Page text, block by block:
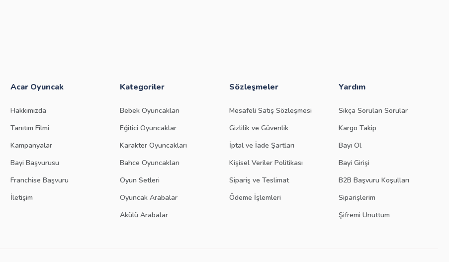
Acar Oyuncak
Hakkımızda
Tanıtım Filmi
Kampanyalar
Bayi Başvurusu
Franchise Başvuru
İletişim
Kategoriler
Bebek Oyuncakları
Eğitici Oyuncaklar
Karakter Oyuncakları
Bahce Oyuncakları
Oyun Setleri
Oyuncak Arabalar
Akülü Arabalar
Sözleşmeler
Mesafeli Satış Sözleşmesi
Gizlilik ve Güvenlik
İptal ve İade Şartları
Kişisel Veriler Politikası
Sipariş ve Teslimat
Ödeme İşlemleri
Yardım
Sıkça Sorulan Sorular
Kargo Takip
Bayi Ol
Bayi Girişi
B2B Başvuru Koşulları
Siparişlerim
Şifremi Unuttum